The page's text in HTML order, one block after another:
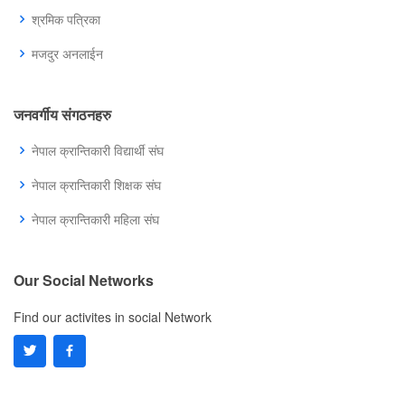
श्रमिक पत्रिका
मजदुर अनलाईन
जनवर्गीय संगठनहरु
नेपाल क्रान्तिकारी विद्यार्थी संघ
नेपाल क्रान्तिकारी शिक्षक संघ
नेपाल क्रान्तिकारी महिला संघ
Our Social Networks
Find our activites in social Network